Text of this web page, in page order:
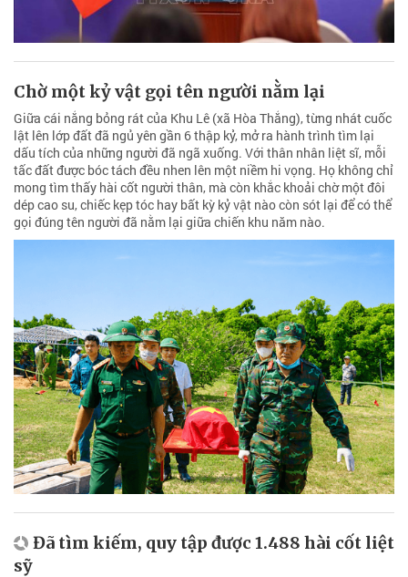
Chờ một kỷ vật gọi tên người nằm lại
Giữa cái nắng bỏng rát của Khu Lê (xã Hòa Thắng), từng nhát cuốc
lật lên lớp đất đã ngủ yên gần 6 thập kỷ, mở ra hành trình tìm lại
dấu tích của những người đã ngã xuống. Với thân nhân liệt sĩ, mỗi
tấc đất được bóc tách đều nhen lên một niềm hi vọng. Họ không chỉ
mong tìm thấy hài cốt người thân, mà còn khắc khoải chờ một đôi
dép cao su, chiếc kẹp tóc hay bất kỳ kỷ vật nào còn sót lại để có thể
gọi đúng tên người đã nằm lại giữa chiến khu năm nào.
Đã tìm kiếm, quy tập được 1.488 hài cốt liệt
sỹ